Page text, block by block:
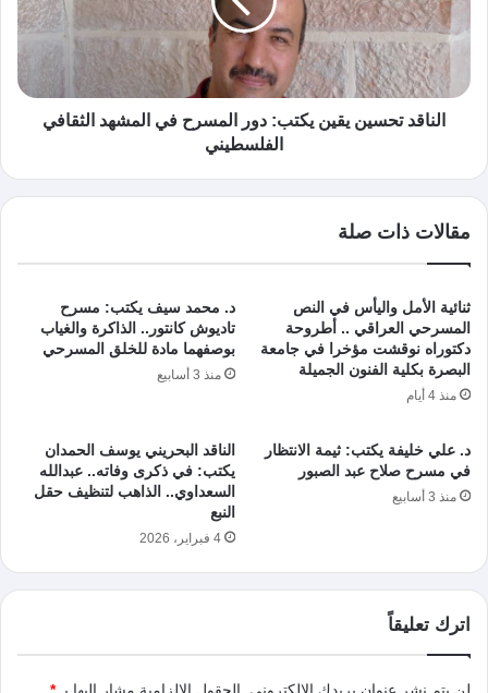
الناقد تحسين يقين يكتب: دور المسرح في المشهد الثقافي
الفلسطيني
مقالات ذات صلة
ثنائية الأمل واليأس في النص
المسرحي العراقي .. أطروحة
دكتوراه نوقشت مؤخرا في جامعة
البصرة بكلية الفنون الجميلة
منذ 4 أيام
د. محمد سيف يكتب: مسرح
تاديوش كانتور.. الذاكرة والغياب
بوصفهما مادة للخلق المسرحي
منذ 3 أسابيع
د. علي خليفة يكتب: ثيمة الانتظار
في مسرح صلاح عبد الصبور
منذ 3 أسابيع
الناقد البحريني يوسف الحمدان
يكتب: في ذكرى وفاته.. عبدالله
السعداوي.. الذاهب لتنظيف حقل
النبع
4 فبراير، 2026
اترك تعليقاً